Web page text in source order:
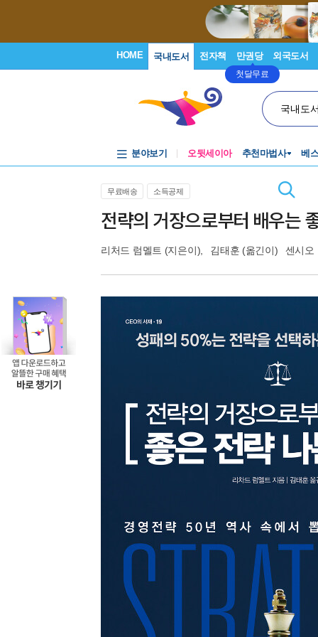
HOME 국내도서 전자책 만권당
첫달무료
외국도서
국내도
분야보기 오뒷세이아 추천마법사 베
무료배송 소득공제
전략의 거장으로부터 배우는
리처드 럼멜트 (지은이), 김태훈 (옮긴이) 센시오